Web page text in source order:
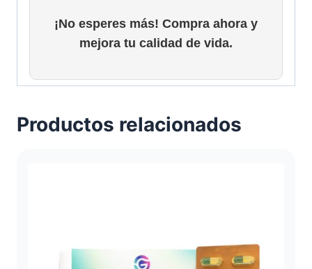
¡No esperes más! Compra ahora y
mejora tu calidad de vida.
Productos relacionados